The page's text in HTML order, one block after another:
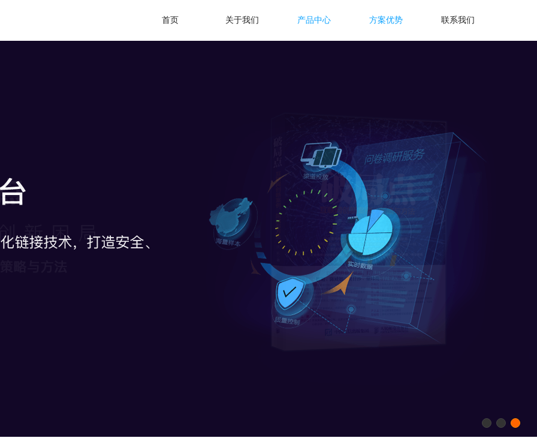
首页 关于我们 产品中心 方案优势 联系我们